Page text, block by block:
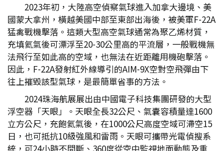
2023年初，大陸高空偵察氣球進入加拿大邊境、美
國蒙大拿州，橫越美國中部至東部出海後，被美軍F-22A
猛禽戰機擊落。這類大型高空氣球通常為聚乙烯材質，
充填氦氣後可漂浮至20-30公里高的平流層，一般戰機無
法飛行至如此高的空域，也無法在近距離用機砲擊落。
因此，F-22A發射紅外線導引的AIM-9X空對空飛彈由下
往上摧毀該型氣球，是最簡單省事的方法。
2024珠海航展展出由中國電子科技集團研發的大型
浮空器「天眼」。天眼全長32公尺、氣囊容積量達1600
立方公尺，充飽氦氣後，在1000公尺高度空域可滯空15
日，也可抵抗10級強風和雷雨。天眼可攜帶光電偵搜系
統，可24小時不間斷、360度從空中監視地面動態及重